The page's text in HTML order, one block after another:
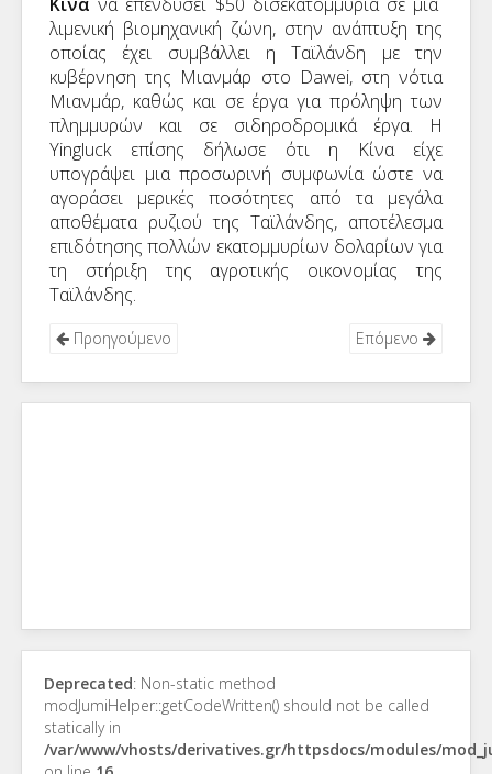
λιμενική βιομηχανική ζώνη, στην ανάπτυξη της
οποίας έχει συμβάλλει η Ταϊλάνδη με την
κυβέρνηση της Μιανμάρ στο Dawei, στη νότια
Μιανμάρ, καθώς και σε έργα για πρόληψη των
πλημμυρών και σε σιδηροδρομικά έργα. Η
Yingluck επίσης δήλωσε ότι η Κίνα είχε
υπογράψει μια προσωρινή συμφωνία ώστε να
αγοράσει μερικές ποσότητες από τα μεγάλα
αποθέματα ρυζιού της Ταϊλάνδης, αποτέλεσμα
επιδότησης πολλών εκατομμυρίων δολαρίων για
τη στήριξη της αγροτικής οικονομίας της
Ταϊλάνδης.
Προηγούμενο Επόμενο
Deprecated: Non-static method
modJumiHelper::getCodeWritten() should not be called
statically in
/var/www/vhosts/derivatives.gr/httpsdocs/modules/